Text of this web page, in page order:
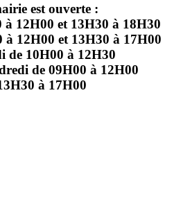
est ouverte :
12H00 et 13H30 à 18H30
12H00 et 13H30 à 17H00
de 10H00 à 12H30
de 09H00 à 12H00
à 17H00